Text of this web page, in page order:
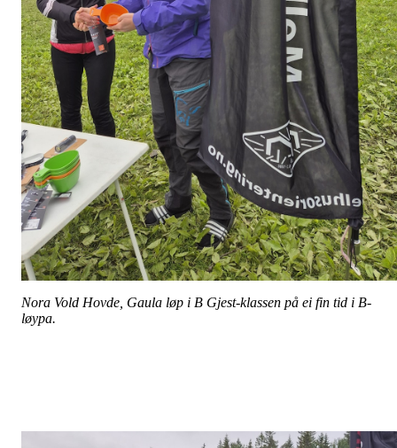
Nora Vold Hovde, Gaula løp i B Gjest-klassen på ei fin tid i B-
løypa.